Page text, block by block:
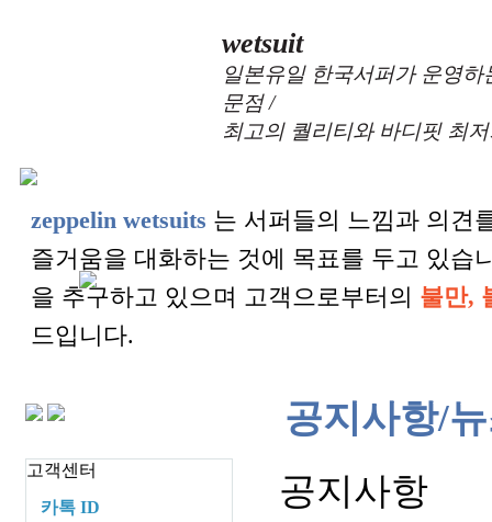
wetsuit
일본유일 한국서퍼가 운영
문점 /
최고의 퀄리티와 바디핏 최
zeppelin wetsuits 는 서퍼들의 느낌과 의견
즐거움을 대화하는 것에 목표를 두고 있
을 추구하고 있으며 고객으로부터의 불만,
드입니다.
고객센터
카톡 ID
공지사항/
공지사항